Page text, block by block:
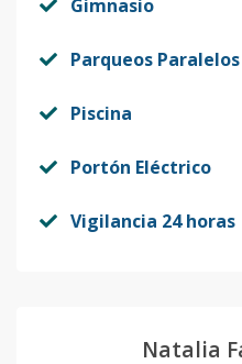
Gimnasio
Parqueos Paralelos
Piscina
Portón Eléctrico
Vigilancia 24 horas
Natalia